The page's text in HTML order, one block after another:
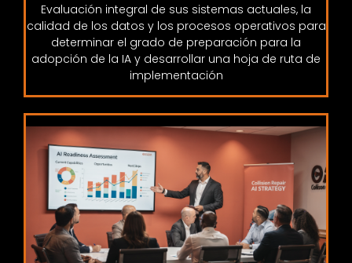
Evaluación integral de sus sistemas actuales, la
calidad de los datos y los procesos operativos para
determinar el grado de preparación para la
adopción de la IA y desarrollar una hoja de ruta de
implementación